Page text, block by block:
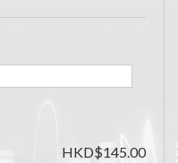
HKD$145.00